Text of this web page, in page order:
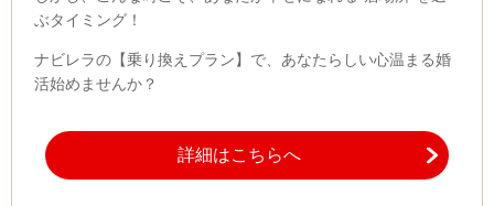
ぶタイミング！
ナビレラの【乗り換えプラン】で、あなたらしい心温まる婚
活始めませんか？
詳細はこちらへ